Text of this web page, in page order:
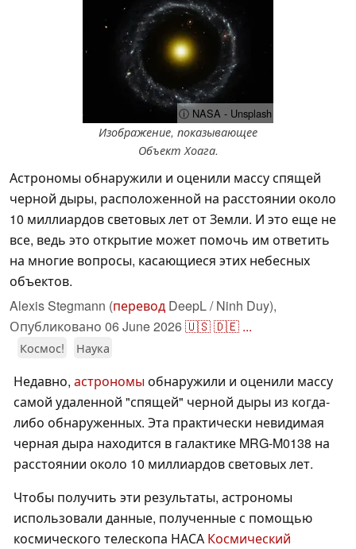
ⓘ NASA - Unsplash
Изображение, показывающее
Объект Хоага.
Астрономы обнаружили и оценили массу спящей
черной дыры, расположенной на расстоянии около
10 миллиардов световых лет от Земли. И это еще не
все, ведь это открытие может помочь им ответить
на многие вопросы, касающиеся этих небесных
объектов.
Alexis Stegmann (перевод DeepL / Ninh Duy),
Опубликовано 06 June 2026🇺🇸🇩🇪 ...
Космос! Наука
Недавно, астрономы обнаружили и оценили массу
самой удаленной "спящей" черной дыры из когда-
либо обнаруженных. Эта практически невидимая
черная дыра находится в галактике MRG-M0138 на
расстоянии около 10 миллиардов световых лет.
Чтобы получить эти результаты, астрономы
использовали данные, полученные с помощью
космического телескопа НАСА Космический